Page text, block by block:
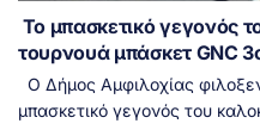
Το μπασκετικό γεγονός
τουρνουά μπάσκετ GNC
Ο Δήμος Αμφιλοχίας
μπασκετικό γεγονός του